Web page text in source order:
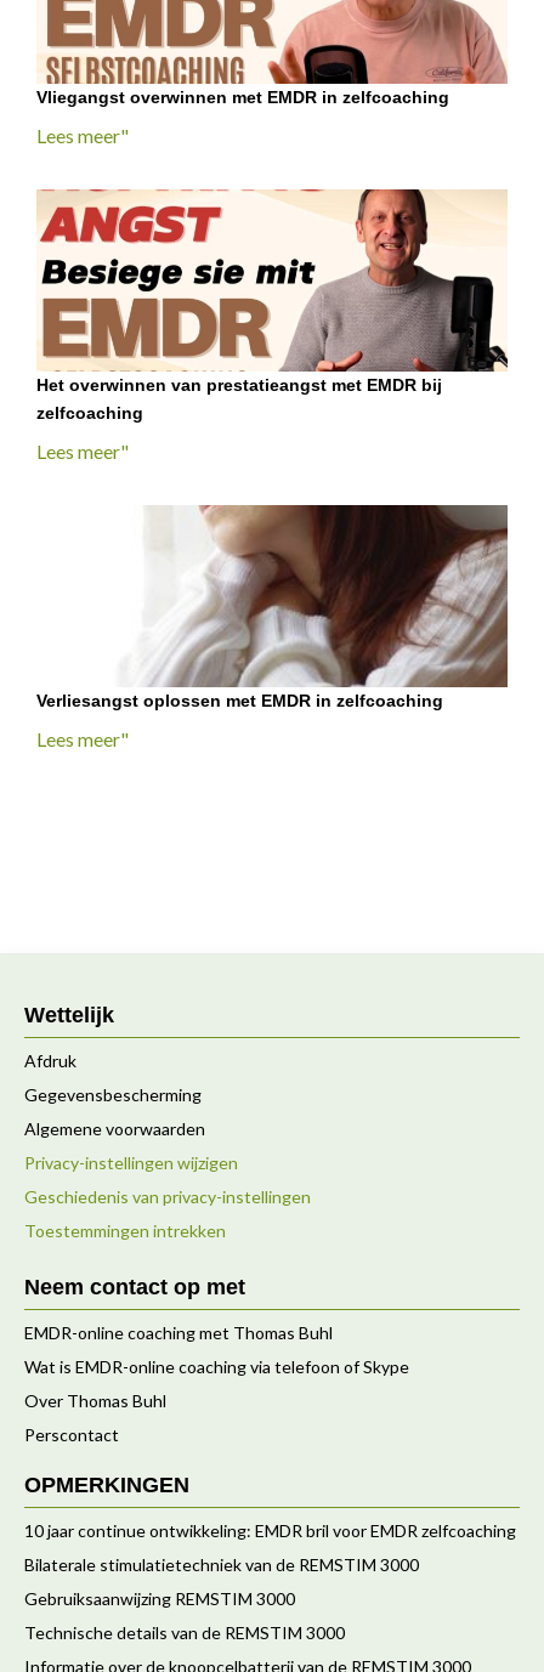
Vliegangst overwinnen met EMDR in zelfcoaching
Lees meer"
Het overwinnen van prestatieangst met EMDR bij
zelfcoaching
Lees meer"
Verliesangst oplossen met EMDR in zelfcoaching
Lees meer"
Wettelijk
Afdruk
Gegevensbescherming
Algemene voorwaarden
Privacy-instellingen wijzigen
Geschiedenis van privacy-instellingen
Toestemmingen intrekken
Neem contact op met
EMDR-online coaching met Thomas Buhl
Wat is EMDR-online coaching via telefoon of Skype
Over Thomas Buhl
Perscontact
OPMERKINGEN
10 jaar continue ontwikkeling: EMDR bril voor EMDR zelfcoaching
Bilaterale stimulatietechniek van de REMSTIM 3000
Gebruiksaanwijzing REMSTIM 3000
Technische details van de REMSTIM 3000
Informatie over de knoopcelbatterij van de REMSTIM 3000